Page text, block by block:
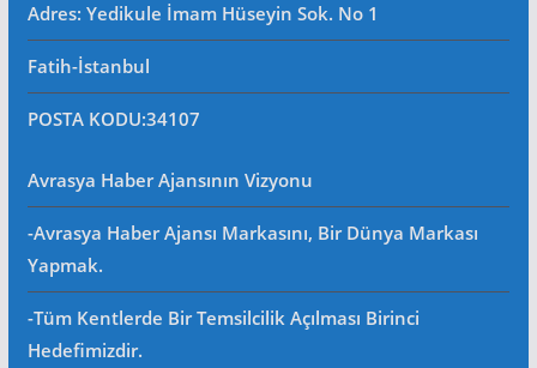
Adres: Yedikule İmam Hüseyin Sok. No 1
Fatih-İstanbul
POSTA KODU:34107
Avrasya Haber Ajansının Vizyonu
-Avrasya Haber Ajansı Markasını, Bir Dünya Markası
Yapmak.
-Tüm Kentlerde Bir Temsilcilik Açılması Birinci
Hedefimizdir.